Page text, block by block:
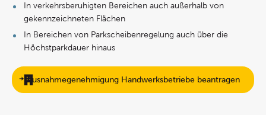
In verkehrsberuhigten Bereichen auch außerhalb von
gekennzeichneten Flächen
In Bereichen von Parkscheibenregelung auch über die
Höchstparkdauer hinaus
Ausnahmegenehmigung Handwerksbetriebe beantragen